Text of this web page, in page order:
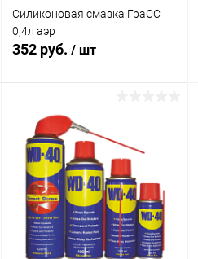
Силиконовая смазка ГраСС
0,4л аэр
352 руб. / шт
Купить в 1
клик
Сравнение
В избранное В наличии